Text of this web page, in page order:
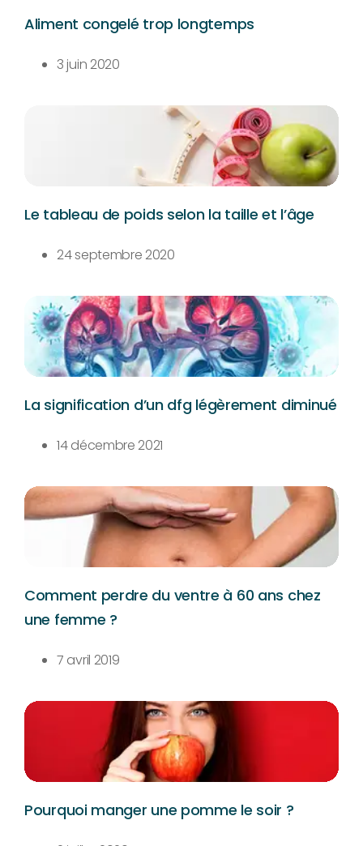
Aliment congelé trop longtemps
3 juin 2020
Le tableau de poids selon la taille et l’âge
24 septembre 2020
La signification d’un dfg légèrement diminué
14 décembre 2021
Comment perdre du ventre à 60 ans chez
une femme ?
7 avril 2019
Pourquoi manger une pomme le soir ?